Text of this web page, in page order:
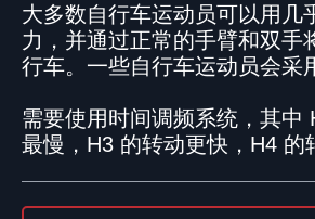
大多数自行车运动员可以用几
力，并通过正常的手臂和双手
行车。一些自行车运动员会采
需要使用时间调频系统，其中
最慢，H3 的转动更快，H4 的